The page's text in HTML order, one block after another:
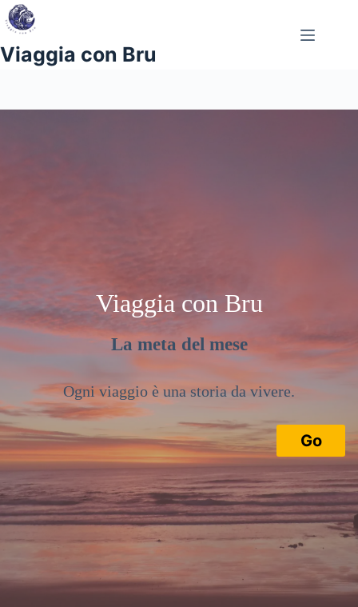
Salta
al
contenuto
Viaggia con Bru
Viaggia con Bru
La meta del mese
Ogni viaggio è una storia da vivere.
Go